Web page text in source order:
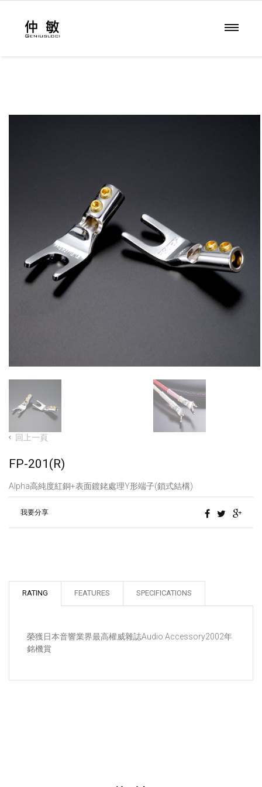
回上一頁
FP-201(R)
Alpha高純度紅銅+表面鍍銠處理Y形端子(鎖式結構)
我要分享
RATING FEATURES SPECIFICATIONS
榮獲日本音響業界最高權威雜誌Audio Accessory2002年
銘機賞